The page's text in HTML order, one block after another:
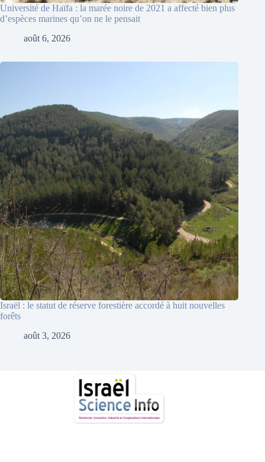
Université de Haïfa : la marée noire de 2021 a affecté bien plus
d’espèces marines qu’on ne le pensait
août 6, 2026
Israël : le statut de réserve forestière accordé à huit nouvelles
forêts
août 3, 2026